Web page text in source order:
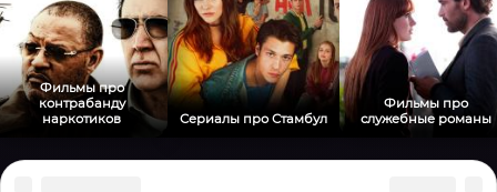
Фильмы про
контрабанду
наркотиков
Сериалы про Стамбул
Фильмы про
служебные романы